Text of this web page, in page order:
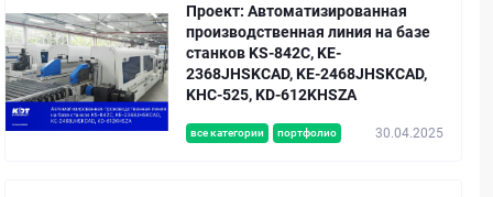
все категории портфолио 30.04.2025
Проект: Автоматизированная
производственная линия на базе
станков KS-842C, KE-
2368JHSKCAD, KE-2468JHSKCAD,
KHC-525, KD-612KHSZA